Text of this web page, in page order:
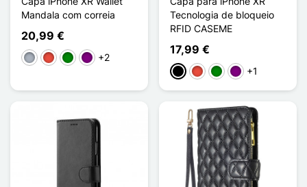
Mandala com correia
20,99 €
CinzentoVermelho
VerdePúrpura
+2
Tecnologia de bloqueio
RFID CASEME
17,99 €
PretoVermelho
VerdePúrpura
+1